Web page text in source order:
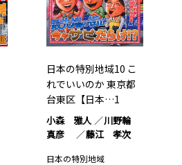
日本の特別地域10 こ
れでいいのか 東京都
台東区【日本…1
小森 雅人
川野輪
真彦
藤江 孝次
日本の特別地域